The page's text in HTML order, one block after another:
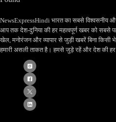
NewsExpressHindi भारत का सबसे विश्वसनीय और
आप तक देश-दुनिया की हर महत्वपूर्ण खबर को सबसे
खेल, मनोरंजन और व्यापार से जुड़ी खबरें बिना
हमारी असली ताकत है। हमसे जुड़े रहें और देश की